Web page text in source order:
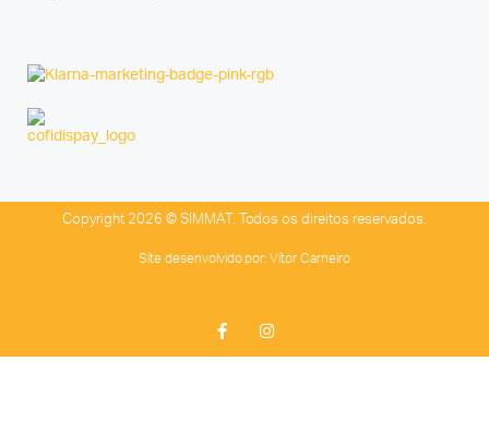
Copyright 2026 © SIMMAT. Todos os direitos reservados.
Site desenvolvido por: Vítor Carneiro